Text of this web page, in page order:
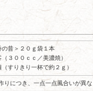
の昔＞２０ｇ袋１本
３００ｃｃ／美濃焼）
すりきり一杯で約２ｇ）
りにつき、一点一点風合いが異な